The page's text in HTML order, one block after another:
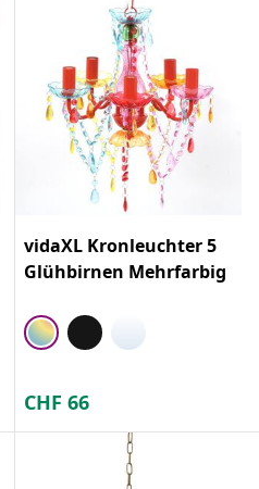
vidaXL Kronleuchter 5
Glühbirnen Mehrfarbig
CHF 66